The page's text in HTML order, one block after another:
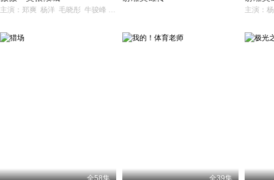
主演：郑爽 杨洋 毛晓彤 牛骏峰 崔航
全58集 全39集